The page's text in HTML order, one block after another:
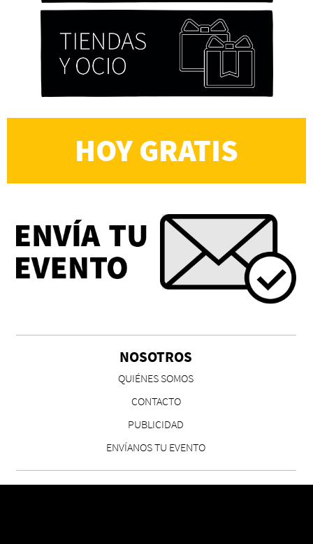
HOY GRATIS
NOSOTROS
QUIÉNES SOMOS
CONTACTO
PUBLICIDAD
ENVÍANOS TU EVENTO